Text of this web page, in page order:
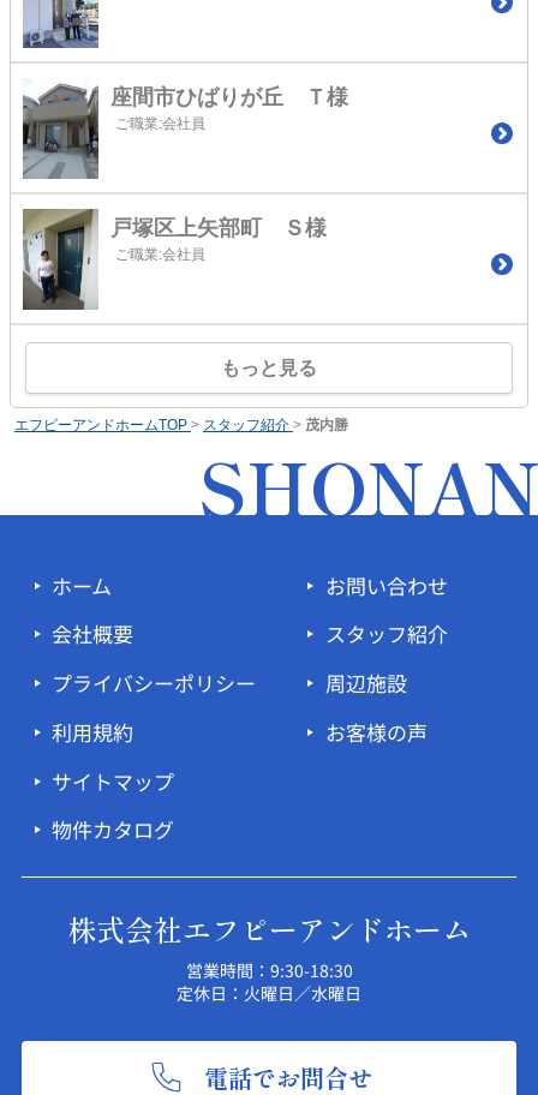
座間市ひばりが丘 Ｔ様
ご職業:会社員
戸塚区上矢部町 Ｓ様
ご職業:会社員
もっと見る
エフピーアンドホームTOP > スタッフ紹介 > 茂内勝
ホーム
会社概要
プライバシーポリシー
利用規約
サイトマップ
物件カタログ
お問い合わせ
スタッフ紹介
周辺施設
お客様の声
株式会社エフピーアンドホーム
営業時間：9:30-18:30
定休日：火曜日／水曜日
電話でお問合せ